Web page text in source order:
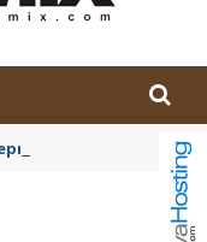
o Brasil no